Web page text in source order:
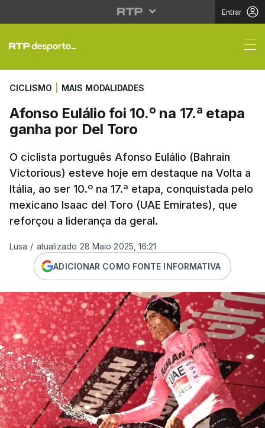
Entrar
Afonso Eulálio foi 10.º
CICLISMO MAIS MODALIDADES
Afonso Eulálio foi 10.º na 17.ª etapa
ganha por Del Toro
O ciclista português Afonso Eulálio (Bahrain
Victorious) esteve hoje em destaque na Volta a
Itália, ao ser 10.º na 17.ª etapa, conquistada pelo
mexicano Isaac del Toro (UAE Emirates), que
reforçou a liderança da geral.
Lusa / atualizado 28 Maio 2025, 16:21
ADICIONAR COMO FONTE INFORMATIVA